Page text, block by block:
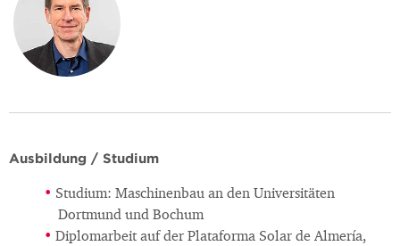
Ausbildung / Studium
Studium: Maschinenbau an den Universitäten
Dortmund und Bochum
Diplomarbeit auf der Plataforma Solar de Almería,